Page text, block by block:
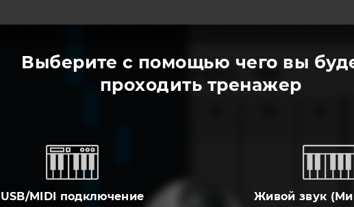
Выберите с помощью чего вы
проходить тренажер
USB/MIDI подключение Живой звук